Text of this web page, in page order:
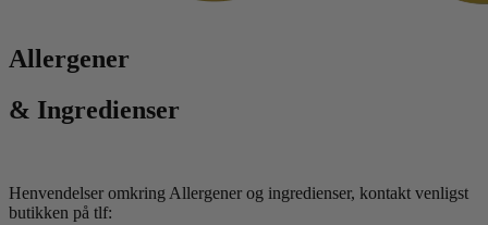
Allergener
& Ingredienser
Henvendelser omkring Allergener og ingredienser, kontakt venligst
butikken på tlf: